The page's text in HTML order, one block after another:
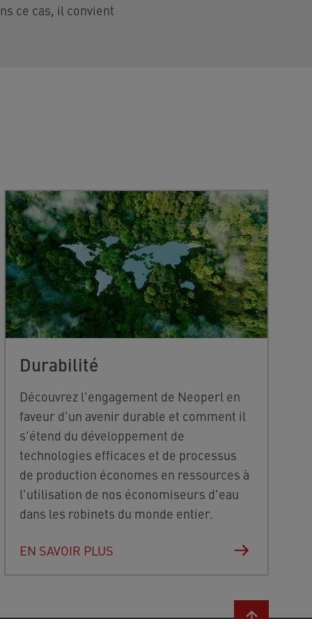
ce cas, il convient
Durabilité
Découvrez l'engagement de Neoperl en
faveur d'un avenir durable et comment il
s'étend du développement de
technologies efficaces et de processus
de production économes en ressources à
l'utilisation de nos économiseurs d'eau
dans les robinets du monde entier.
EN SAVOIR PLUS